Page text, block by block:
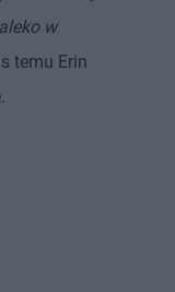
w
temu Erin